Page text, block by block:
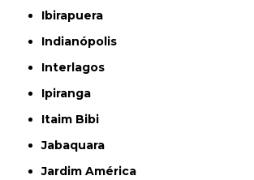
Ibirapuera
Indianópolis
Interlagos
Ipiranga
Itaim Bibi
Jabaquara
Jardim América